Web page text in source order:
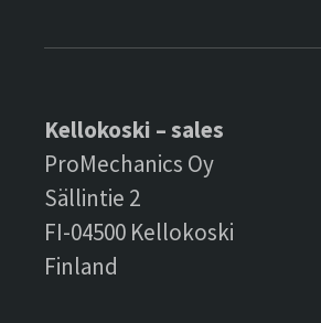
Kellokoski – sales
ProMechanics Oy
Sällintie 2
FI-04500 Kellokoski
Finland